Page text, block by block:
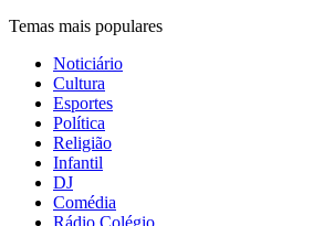
Temas mais populares
Noticiário
Cultura
Esportes
Política
Religião
Infantil
DJ
Comédia